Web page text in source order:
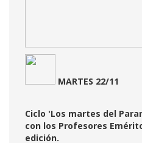
MARTES 22/11
Ciclo 'Los martes del
con los Profesores
edición.